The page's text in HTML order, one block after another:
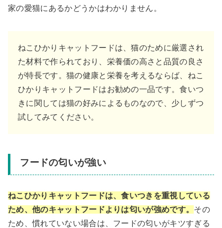
家の愛猫にあるかどうかはわかりません。
ねこひかりキャットフードは、猫のために厳選され
た材料で作られており、栄養価の高さと品質の良さ
が特長です。猫の健康と栄養を考えるならば、ねこ
ひかりキャットフードはお勧めの一品です。食いつ
きに関しては猫の好みによるものなので、少しずつ
試してみてください。
フードの匂いが強い
ねこひかりキャットフードは、食いつきを重視している
ため、他のキャットフードよりは匂いが強めです。 その
ため、慣れていない場合は、フードの匂いがキツすぎる